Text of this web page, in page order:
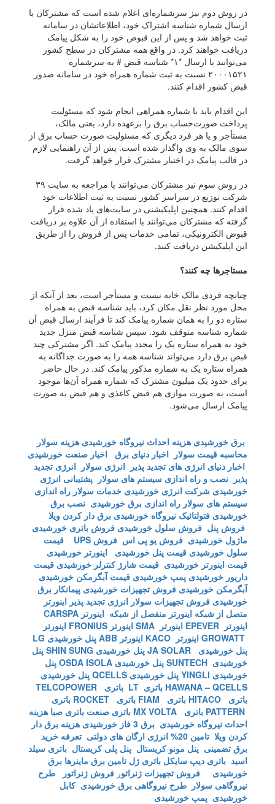
در روش دوم نیز سرشماره‌ای اعلام شده است که مشترکان با
ارسال شماره شناسه اشتراک خود، اطلاعاتشان در سامانه
ثبت خواهد شد و پس از این قبوض خود را به شکل پیامک
دریافت خواهند کرد. در واقع همه مشترکان در سطح کشور
می‌توانند با ارسال *۱* شناسه قبض # به سرشماره
۲۰۰۰۱۵۲۱ نسبت به ثبت شماره همراه خود در سامانه صدور
قبض کشور اقدام کنند.
این اقدام باید با شماره همراهی انجام شود که مسئولیت
پرداخت صورت‌حساب برق را برعهده دارد، یعنی مالک،
مستأجر و یا هر فرد دیگری که مسئولیت صورت حساب برق از
سوی مالک به وی واگذار شده است. پس از آن راهنمایی لازم
در قالب پیامک در اختیار مشترک قرار خواهد گرفت.
در روش سوم نیز مشترکان می‌توانند با مراجعه به سایت ۳۹
شرکت توزیع در سراسر کشور نسبت به ثبت اطلاعات خود
اقدام کنند. همچنین اپلیکیشنی در سایت‌های یاد شده قرار
گرفته که مشترکان می‌توانند با استفاده از آن علاوه بر دریافت
قبوض الکترونیکی، تمامی خدمات پس از فروش را از طریق
این اپلیکیشن دریافت کنند.
مستاجر‌ها چه کنند؟
چنانچه فردی مالک خانه نیست و مستأجر است، بعد از آنکه از
محل مورد نظر نقل مکان کرد، باید شناسه قبض به همراه
ستاره دو را به همان شماره پیامک کند تا فرآیند ارسال قبض آن
شماره شناسه متوقف شود. سپس شناسه قبض منزل جدید
خود به همراه ستاره یک را مجدد پیامک کند. اگر مشترکی چند
قبض برق دارد می‌تواند شناسه همه را به صورت جداگانه به
همراه ستاره یک به شماره مذکور پیامک کند. در حال حاضر
برای حدود یک میلیون مشترک که شماره همراه آن‌ها موجود
است، به صورت موازی هم قبض کاغذی و هم قبض به صورت
پیامک ارسال می‌شود.
برق خورشیدی هزینه احداث نیروگاه خورشیدی هزینه سولار
محاسبه قیمت سولار اخبار دنیای برق اخبار صنعت خورشیدی
اخبار دنیای انرژی های تجدید پذیر انرژی سولار انرژی تجدید
پذیر نصب و راه اندازی سیستم های سولار پشتیبانی انرژی
خورشیدی شرکت انرژی خورشیدی خدمات سولار راه اندازی
سیستم های سولار راه اندازی برق خورشیدی نصب برق
خورشیدی فتولتائیک نیروگاه خورشیدی برق دار کردن ویلا
فروش پنل فروش سلول خورشیدی فروش باتری خورشیدی
ماژول خورشیدی فروش یو پی اس فروش UPS
قیمت
سلول خورشیدی قیمت پنل خورشیدی
اینورتر خورشیدی
قیمت اینورتر خورشیدی قیمت شارژ کنترلر خورشیدی قیمت
داریور خورشیدی پمپ خورشیدی قیمت آبگرمکن خورشیدی
آبگرمکن خورشیدی فروش تجهیزات خورشیدی پیمانکار برق
خورشیدی فروش تجهیزات سولار انرژی تجدید پذیر اینورتر
متصل از شبکه اینورتر منفصل از شبکه اینورتر CARSPA
اینورتر EPEVER
اینورتر SMA اینورتر FRONIUS
اینورتر
اینورتر KACO اینورتر ABB
پنل خورشیدی LG
پنل خورشیدی JA SOLAR
پنل خورشیدی SHIN SUNG
پنل
خورشیدی SUNTECH
پنل خورشیدی OSDA ISOLA
پنل
خورشیدی YINGLI
پنل خورشیدی QCELLS
پنل خورشیدی
HAWANA – QCELLS باتری LT
باتری TELCOPOWER
باتری HITACO
باتری FIAM باتری ROCKET
باتری
باتری MX VOLTA باتری صنعت باتری صبا هزینه
احداث نیروگاه خورشیدی برق 3 فاز خورشیدی
هزینه برق دار
کردن ویلا تامین 20% انرژی ارگان های دولتی
تعرفه خرید
برق تضمینی پنل مونو کریستال پنل پلی کریستال باتری سیلد
اسید باتری دیپ سایکل باتری ژل تامین برق ماینرها برق
خورشیدی
فروش تجهیزات ژنراتور فروش ژنراتور
طرح
نیروگاهی سولار طرح نیروگاهی برق خورشیدی کابل
خورشیدی پمپ خورشیدی